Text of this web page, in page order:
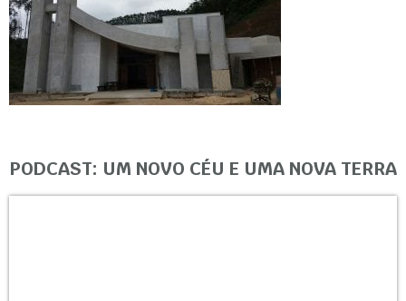
PODCAST: UM NOVO CÉU E UMA NOVA TERRA